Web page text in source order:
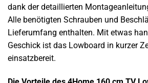
dank der detaillierten
Alle benötigten Schrauben und
Lieferumfang enthalten. Mit etwas
Geschick ist das Lowboard in kurzer
einsatzbereit.